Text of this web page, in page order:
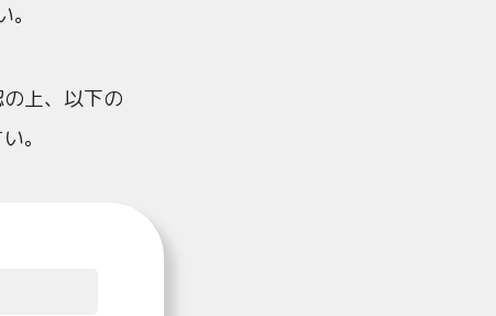
上、以下の
。